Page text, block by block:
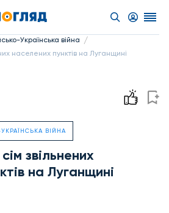
Українська війна /
населених пунктів на Луганщині
ВІЙНА
звільнених
на Луганщині